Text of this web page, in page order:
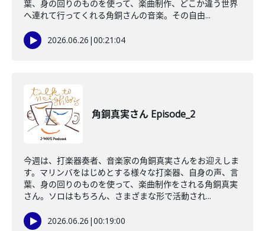
葉、身の回りのものを使って、楽曲制作、どこか違う世界
へ連れて行ってくれる角銅さんの音楽。その自由...
2026.06.26 |00:21:04
角銅真実さん Episode_2
今週は、打楽器奏者、音楽家の角銅真実さんをお迎えしま
す。マリンバをはじめとする様々な打楽器、自身の声、言
葉、身の回りのものを使って、楽曲制作をされる角銅真実
さん。ソロはもちろん、さまざまな形で活動され...
2026.06.26 |00:19:00